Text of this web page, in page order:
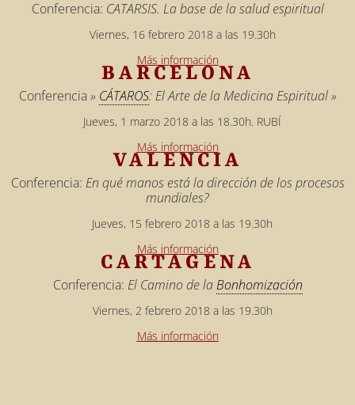
Conferencia: CATARSIS. La base de la salud espiritual
Viernes, 16 febrero 2018 a las 19.30h
Más información
BARCELONA
Conferencia» CÁTAROS: El Arte de la Medicina Espiritual »
Jueves, 1 marzo 2018 a las 18.30h. RUBÍ
Más información
VALENCIA
Conferencia: En qué manos está la dirección de los procesos
mundiales?
Jueves, 15 febrero 2018 a las 19.30h
Más información
CARTAGENA
Conferencia: El Camino de laBonhomización
Viernes, 2 febrero 2018 a las 19.30h
Más información